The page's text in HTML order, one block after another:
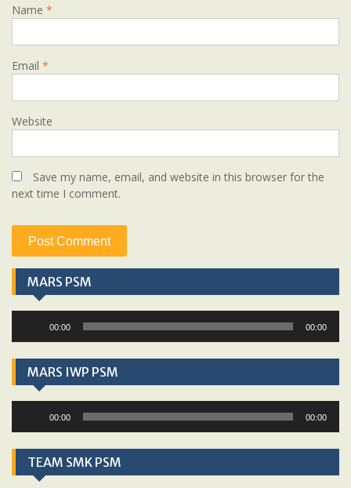
Name *
Email *
Website
Save my name, email, and website in this browser for the
next time I comment.
MARS PSM
00:00 00:00
MARS IWP PSM
00:00 00:00
TEAM SMK PSM